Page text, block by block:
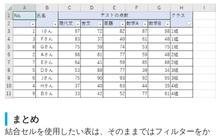
まとめ
結合セルを使用したい表は、そのままではフィルターをか